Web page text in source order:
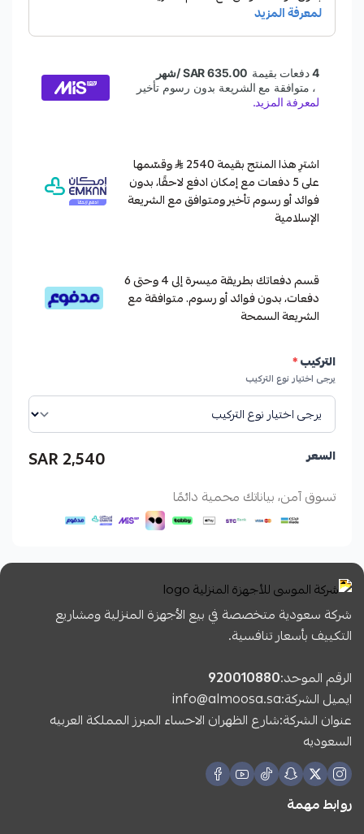
اشترِ هذا المنتج بقيمة 2540
وقسّمها
على 5 دفعات مع إمكان ادفع لاحقًا، بدون
فوائد أو رسوم تأخير ومتوافق مع الشريعة
الإسلامية
قسم دفعاتك بطريقة ميسرة إلى 4 وحتى 6
دفعات، بدون فوائد أو رسوم. متوافقة مع
الشريعة السمحة
التركيب*
يرجى اختيار نوع التركيب
السعر 2,540 SAR
تسوق آمن، بياناتك محمية دائمًا
شركة سعودية متخصصة في بيع الأجهزة المنزلية ومشاريع
التكييف بأسعار تنافسية.
الرقم الموحد:920010880
ايميل الشركة:info@almoosa.sa
عنوان الشركة:شارع الظهران الاحساء المبرز المملكة العربيه
السعوديه
روابط مهمة